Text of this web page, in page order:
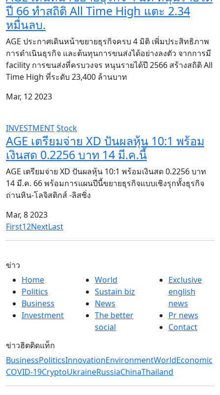
ปี 66 ทำสถิติ All Time High แตะ 2.34
หมื่นลบ.
AGE ประกาศเดินหน้าขยายธุรกิจครบ 4 มิติ เพิ่มประสิทธิภาพ
การดำเนินธุรกิจ และต้นทุนการขนส่งได้อย่างลงตัว จากการมี
facility การขนส่งที่ครบวงจร หนุนรายได้ปี 2566 สร้างสถิติ All
Time High ที่ระดับ 23,400 ล้านบาท
Mar, 12 2023
INVESTMENTStock
AGE เตรียมจ่าย XD ปันผลหุ้น 10:1 พร้อม
เงินสด 0.2256 บาท 14 มี.ค.นี้
AGE เตรียมจ่าย XD ปันผลหุ้น 10:1 พร้อมเงินสด 0.2256 บาท
14 มี.ค. 66 พร้อมการแผนปีนี้ขยายธุรกิจแบบเชิงรุกทั้งธุรกิจ
ถ่านหิน-โลจิสติกส์ -ลิสซิ่ง
Mar, 8 2023
First12NextLast
ข่าว
Home
Politics
Business
Investment
World
Sustain biz
News
The better
social
Exclusive
english
news
Pr news
Contact
ข่าวฮิตติดแท็ก
BusinessPoliticsInnovationEnvironmentWorldEconomic
COVID-19CryptoUkraineRussiaChinaThailand